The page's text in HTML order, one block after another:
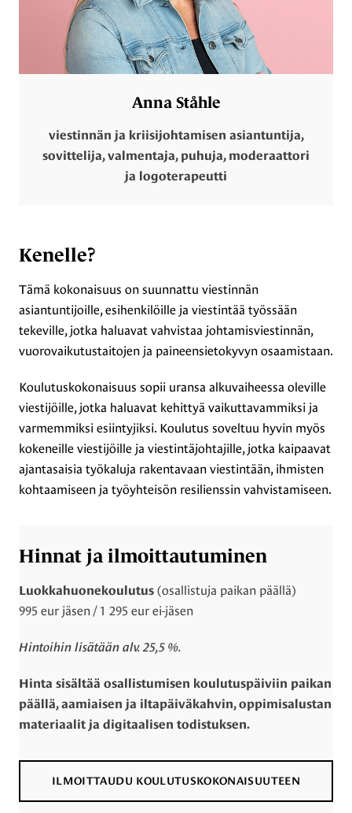
Anna Ståhle
viestinnän ja kriisijohtamisen asiantuntija,
sovittelija, valmentaja, puhuja, moderaattori
ja logoterapeutti
Kenelle?
Tämä kokonaisuus on suunnattu viestinnän
asiantuntijoille, esihenkilöille ja viestintää työssään
tekeville, jotka haluavat vahvistaa johtamisviestinnän,
vuorovaikutustaitojen ja paineensietokyvyn osaamistaan.
Koulutuskokonaisuus sopii uransa alkuvaiheessa oleville
viestijöille, jotka haluavat kehittyä vaikuttavammiksi ja
varmemmiksi esiintyjiksi. Koulutus soveltuu hyvin myös
kokeneille viestijöille ja viestintäjohtajille, jotka kaipaavat
ajantasaisia työkaluja rakentavaan viestintään, ihmisten
kohtaamiseen ja työyhteisön resilienssin vahvistamiseen.
Hinnat ja ilmoittautuminen
Luokkahuonekoulutus (osallistuja paikan päällä)
995 eur jäsen / 1 295 eur ei-jäsen
Hintoihin lisätään alv. 25,5 %.
Hinta sisältää osallistumisen koulutuspäiviin paikan
päällä, aamiaisen ja iltapäiväkahvin, oppimisalustan
materiaalit ja digitaalisen todistuksen.
ILMOITTAUDU KOULUTUSKOKONAISUUTEEN